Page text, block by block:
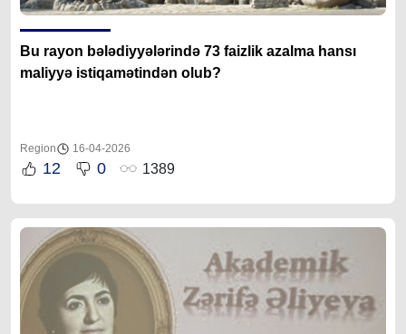
Bu rayon bələdiyyələrində 73 faizlik azalma hansı
maliyyə istiqamətindən olub?
Region 16-04-2026
12 0 1389